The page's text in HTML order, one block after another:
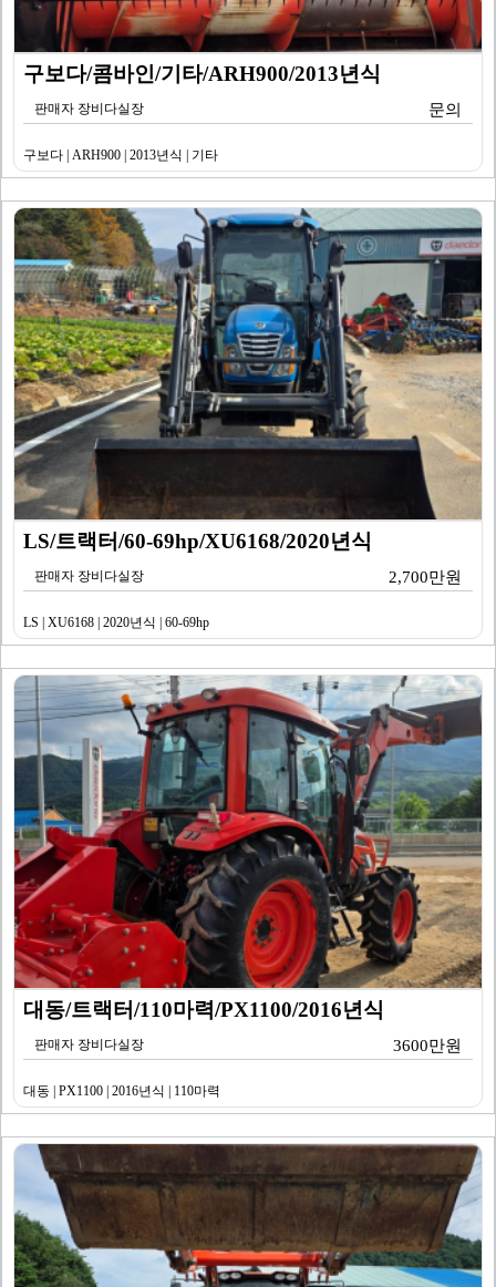
구보다/콤바인/기타/ARH900/2013년식
판매자 장비다실장 문의
구보다 | ARH900 | 2013년식 | 기타
LS/트랙터/60-69hp/XU6168/2020년식
판매자 장비다실장 2,700만원
LS | XU6168 | 2020년식 | 60-69hp
대동/트랙터/110마력/PX1100/2016년식
판매자 장비다실장 3600만원
대동 | PX1100 | 2016년식 | 110마력